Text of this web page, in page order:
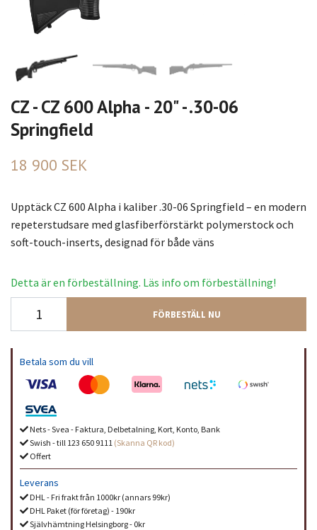
CZ - CZ 600 Alpha - 20" - .30-06
Springfield
18 900 SEK
Upptäck CZ 600 Alpha i kaliber .30-06 Springfield – en modern
repeterstudsare med glasfiberförstärkt polymerstock och
soft-touch-inserts, designad för både väns
Detta är en förbeställning. Läs info om förbeställning!
FÖRBESTÄLL NU
Betala som du vill
Nets - Svea - Faktura, Delbetalning, Kort, Konto, Bank
Swish - till 123 650 9111 (Skanna QR kod)
Offert
Leverans
DHL - Fri frakt från 1000kr (annars 99kr)
DHL Paket (för företag) - 190kr
Självhämtning Helsingborg - 0kr